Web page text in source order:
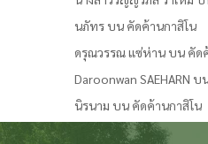
นภัทร บน คัดค้านกาสิโน
ดรุณวรรณ แซ่ห่าน บน คัด
Daroonwan SAEHARN บ
นิรนาม บน คัดค้านกาสิโน